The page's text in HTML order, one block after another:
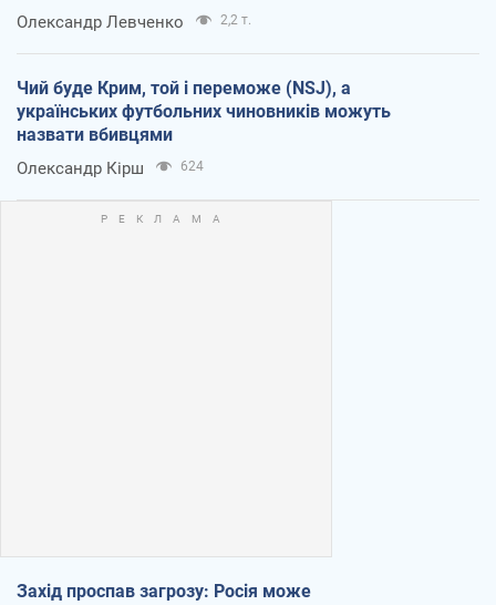
Олександр Левченко 2,2 т.
Чий буде Крим, той і переможе (NSJ), а
українських футбольних чиновників можуть
назвати вбивцями
Олександр Кірш 624
Захід проспав загрозу: Росія може